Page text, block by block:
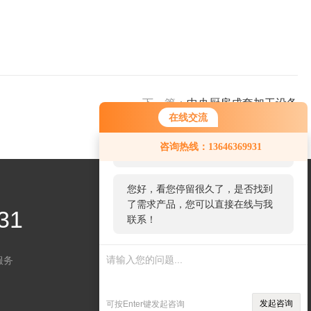
在线交流
咨询热线：13646369931
服务，请问您要咨询什么问题呢？
您好，看您停留很久了，是否找到
了需求产品，您可以直接在线与我
联系！
可按Enter键发起咨询 发起咨询
下一篇：中央厨房成套加工设备
务